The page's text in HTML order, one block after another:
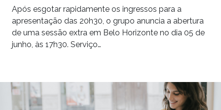
Após esgotar rapidamente os ingressos para a
apresentação das 20h30, o grupo anuncia a abertura
de uma sessão extra em Belo Horizonte no dia 05 de
junho, às 17h30. Serviço…